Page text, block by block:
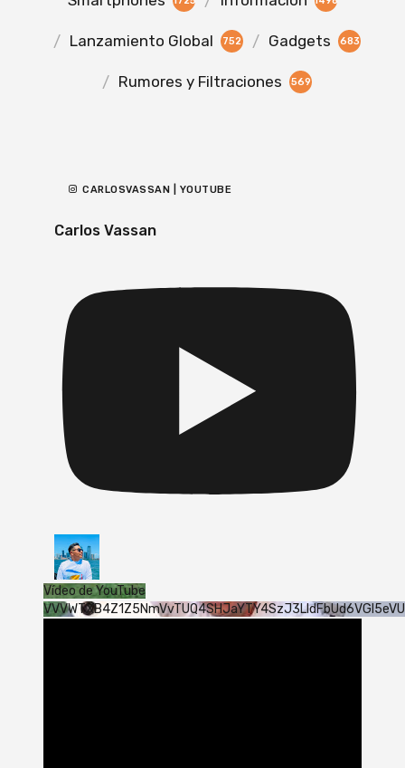
Lanzamiento Global 752 Gadgets 683
Rumores y Filtraciones 569
CARLOSVASSAN | YOUTUBE
Carlos Vassan
Vídeo de YouTube